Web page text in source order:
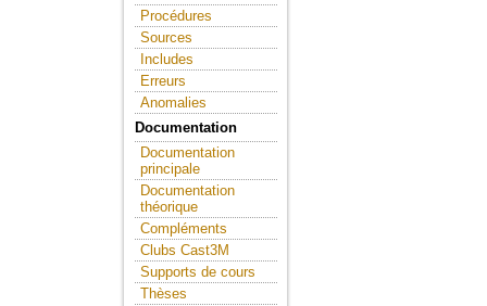
Procédures
Sources
Includes
Erreurs
Anomalies
Documentation
Documentation
principale
Documentation
théorique
Compléments
Clubs Cast3M
Supports de cours
Thèses